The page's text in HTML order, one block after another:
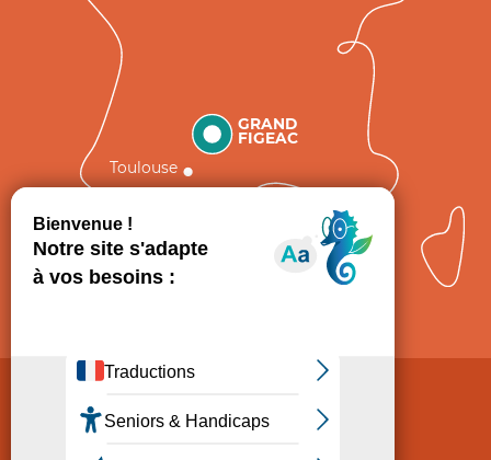
GRAND
FIGEAC
Toulouse
Politique de Protection des données
Consentement